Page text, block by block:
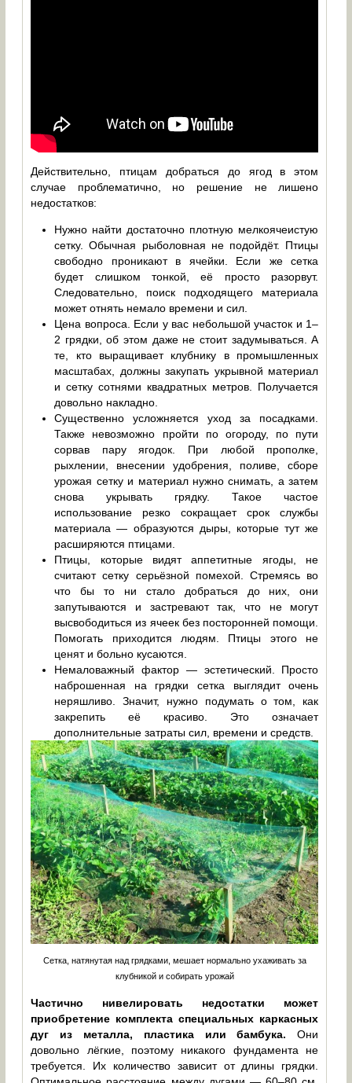
Действительно, птицам добраться до ягод в этом
случае проблематично, но решение не лишено
недостатков:
Нужно найти достаточно плотную мелкоячеистую
сетку. Обычная рыболовная не подойдёт. Птицы
свободно проникают в ячейки. Если же сетка
будет слишком тонкой, её просто разорвут.
Следовательно, поиск подходящего материала
может отнять немало времени и сил.
Цена вопроса. Если у вас небольшой участок и 1–
2 грядки, об этом даже не стоит задумываться. А
те, кто выращивает клубнику в промышленных
масштабах, должны закупать укрывной материал
и сетку сотнями квадратных метров. Получается
довольно накладно.
Существенно усложняется уход за посадками.
Также невозможно пройти по огороду, по пути
сорвав пару ягодок. При любой прополке,
рыхлении, внесении удобрения, поливе, сборе
урожая сетку и материал нужно снимать, а затем
снова укрывать грядку. Такое частое
использование резко сокращает срок службы
материала — образуются дыры, которые тут же
расширяются птицами.
Птицы, которые видят аппетитные ягоды, не
считают сетку серьёзной помехой. Стремясь во
что бы то ни стало добраться до них, они
запутываются и застревают так, что не могут
высвободиться из ячеек без посторонней помощи.
Помогать приходится людям. Птицы этого не
ценят и больно кусаются.
Немаловажный фактор — эстетический. Просто
наброшенная на грядки сетка выглядит очень
неряшливо. Значит, нужно подумать о том, как
закрепить её красиво. Это означает
дополнительные затраты сил, времени и средств.
Сетка, натянутая над грядками, мешает нормально ухаживать за
клубникой и собирать урожай
Частично нивелировать недостатки может
приобретение комплекта специальных каркасных
дуг из металла, пластика или бамбука. Они
довольно лёгкие, поэтому никакого фундамента не
требуется. Их количество зависит от длины грядки.